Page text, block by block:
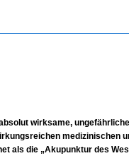
wirksame,
medizinischen
als die „Akupunktur des